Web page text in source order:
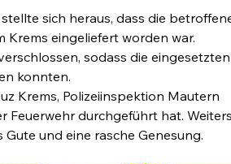
sich heraus, dass die
Krems eingeliefert worden war.
sodass die eingesetzten
konnten.
Krems, Polizeiinspektion Mautern
Feuerwehr durchgeführt hat. Weiters
und eine rasche Genesung.